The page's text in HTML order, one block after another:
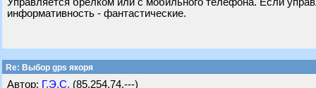
информативность - фантастические.
Re: Выбор gps якоря
Автор: Г.Э.С. (85.254.74.---)